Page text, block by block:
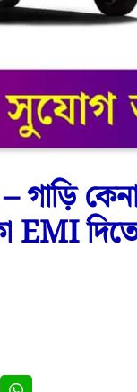
EMI